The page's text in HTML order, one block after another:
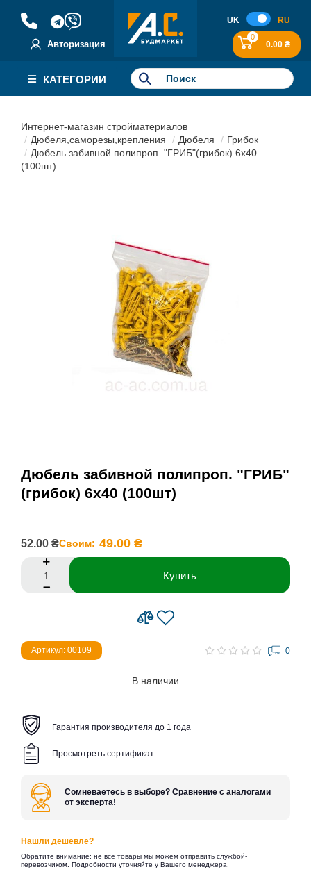
Авторизация
UK RU
0
0.00 ₴
КАТЕГОРИИ
Интернет-магазин стройматериалов
Дюбеля,саморезы,крепления
Дюбеля
Грибок
Дюбель забивной полипроп. "ГРИБ"(грибок) 6х40
(100шт)
Дюбель забивной полипроп. "ГРИБ"
(грибок) 6х40 (100шт)
52.00 ₴Своим: 49.00 ₴
Купить
Артикул: 00109 0
В наличии
Гарантия производителя до 1 года
Просмотреть сертификат
Сомневаетесь в выборе? Сравнение с аналогами
от эксперта!
Нашли дешевле?
Обратите внимание: не все товары мы можем отправить службой-
перевозчиком. Подробности уточняйте у Вашего менеджера.